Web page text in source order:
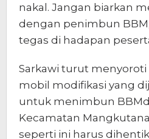
nakal. Jangan biarkan
dengan penimbun
tegas di hadapan
Sarkawi turut
mobil modifikasi yang
untuk menimbun
Kecamatan
seperti ini harus